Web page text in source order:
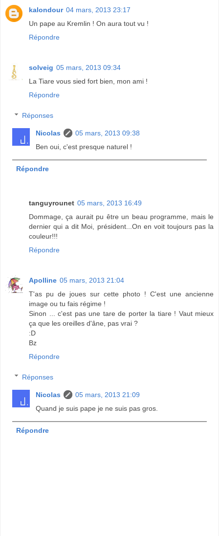
kalondour 04 mars, 2013 23:17
Un pape au Kremlin ! On aura tout vu !
Répondre
solveig 05 mars, 2013 09:34
La Tiare vous sied fort bien, mon ami !
Répondre
Réponses
Nicolas
05 mars, 2013 09:38
Ben oui, c'est presque naturel !
Répondre
tanguyrounet 05 mars, 2013 16:49
Dommage, ça aurait pu être un beau programme, mais le
dernier qui a dit Moi, président...On en voit toujours pas la
couleur!!!
Répondre
Apolline 05 mars, 2013 21:04
T'as pu de joues sur cette photo ! C'est une ancienne
image ou tu fais régime !
Sinon ... c'est pas une tare de porter la tiare ! Vaut mieux
ça que les oreilles d'âne, pas vrai ?
:D
Bz
Répondre
Réponses
Nicolas
05 mars, 2013 21:09
Quand je suis pape je ne suis pas gros.
Répondre